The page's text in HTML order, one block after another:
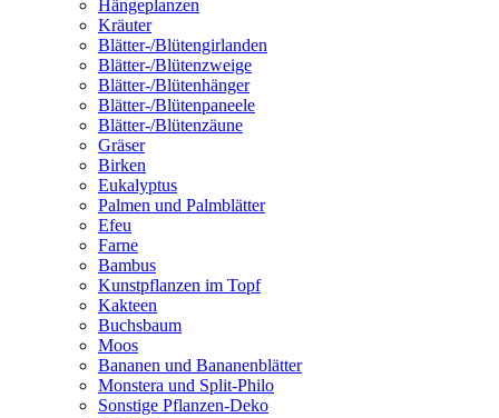
Hängeplanzen
Kräuter
Blätter-/Blütengirlanden
Blätter-/Blütenzweige
Blätter-/Blütenhänger
Blätter-/Blütenpaneele
Blätter-/Blütenzäune
Gräser
Birken
Eukalyptus
Palmen und Palmblätter
Efeu
Farne
Bambus
Kunstpflanzen im Topf
Kakteen
Buchsbaum
Moos
Bananen und Bananenblätter
Monstera und Split-Philo
Sonstige Pflanzen-Deko